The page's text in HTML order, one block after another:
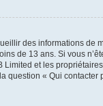
des informations de
de 13 ans. Si vous
et les
question « Qui